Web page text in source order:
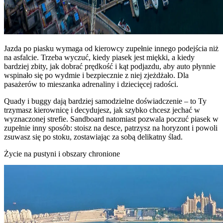
Jazda po piasku wymaga od kierowcy zupełnie innego podejścia niż
na asfalcie. Trzeba wyczuć, kiedy piasek jest miękki, a kiedy
bardziej zbity, jak dobrać prędkość i kąt podjazdu, aby auto płynnie
wspinało się po wydmie i bezpiecznie z niej zjeżdżało. Dla
pasażerów to mieszanka adrenaliny i dziecięcej radości.
Quady i buggy dają bardziej samodzielne doświadczenie – to Ty
trzymasz kierownicę i decydujesz, jak szybko chcesz jechać w
wyznaczonej strefie. Sandboard natomiast pozwala poczuć piasek w
zupełnie inny sposób: stoisz na desce, patrzysz na horyzont i powoli
zsuwasz się po stoku, zostawiając za sobą delikatny ślad.
Życie na pustyni i obszary chronione